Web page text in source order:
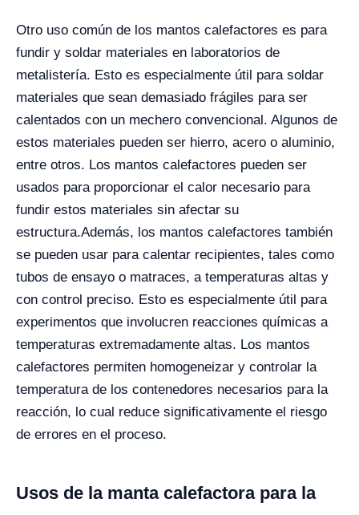
Otro uso común de los mantos calefactores es para
fundir y soldar materiales en laboratorios de
metalistería. Esto es especialmente útil para soldar
materiales que sean demasiado frágiles para ser
calentados con un mechero convencional. Algunos de
estos materiales pueden ser hierro, acero o aluminio,
entre otros. Los mantos calefactores pueden ser
usados para proporcionar el calor necesario para
fundir estos materiales sin afectar su
estructura.Además, los mantos calefactores también
se pueden usar para calentar recipientes, tales como
tubos de ensayo o matraces, a temperaturas altas y
con control preciso. Esto es especialmente útil para
experimentos que involucren reacciones químicas a
temperaturas extremadamente altas. Los mantos
calefactores permiten homogeneizar y controlar la
temperatura de los contenedores necesarios para la
reacción, lo cual reduce significativamente el riesgo
de errores en el proceso.
Usos de la manta calefactora para la